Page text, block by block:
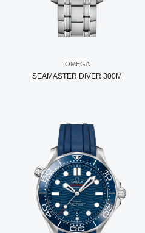
OMEGA
SEAMASTER DIVER 300M